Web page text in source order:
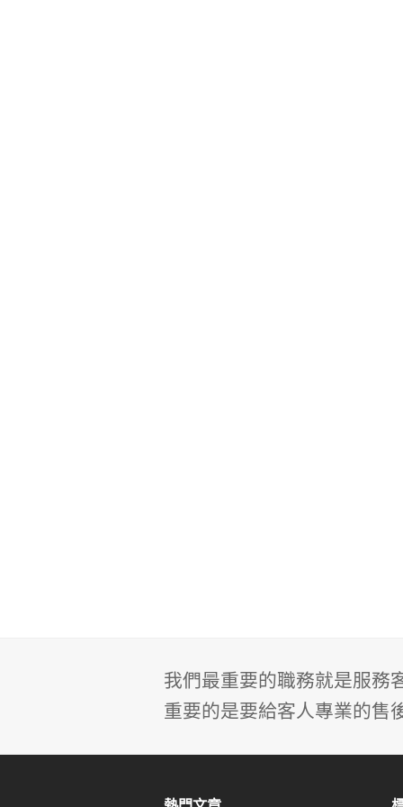
我們最重要的職務就是服務
重要的是要給客人專業的售